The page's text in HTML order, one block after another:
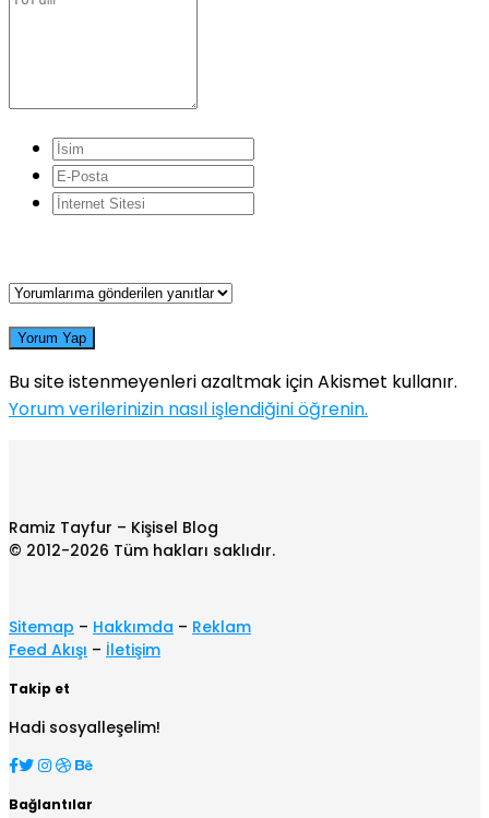
Yorum Yap
Bu site istenmeyenleri azaltmak için Akismet kullanır.
Yorum verilerinizin nasıl işlendiğini öğrenin.
Ramiz Tayfur – Kişisel Blog
© 2012-2026 Tüm hakları saklıdır.
Sitemap – Hakkımda – Reklam
Feed Akışı – İletişim
Takip et
Hadi sosyalleşelim!
Bağlantılar